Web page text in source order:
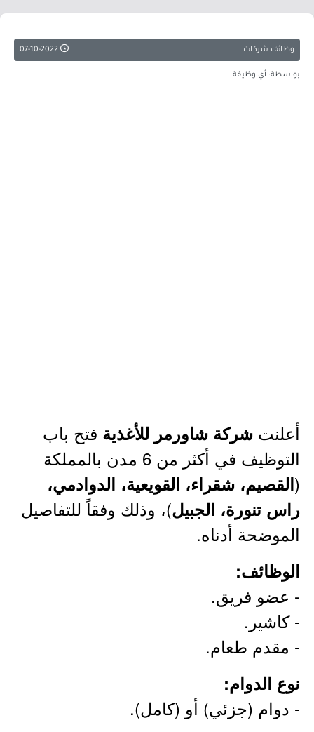
وظائف شركات
بواسطة: أي وظيفة
أعلنت شركة شاورمر للأغذية فتح باب
التوظيف في أكثر من 6 مدن بالمملكة
(القصيم، شقراء، القويعية، الدوادمي،
راس تنورة، الجبيل)، وذلك وفقاً للتفاصيل
الموضحة أدناه.
الوظائف:
- عضو فريق.
- كاشير.
- مقدم طعام.
نوع الدوام:
- دوام (جزئي) أو (كامل).